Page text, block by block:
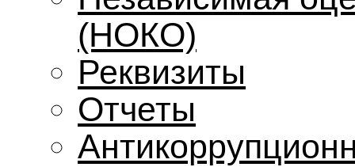
(НОКО)
Реквизиты
Отчеты